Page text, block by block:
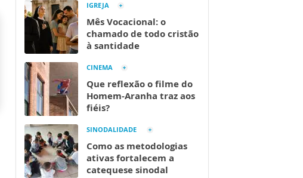
IGREJA
Mês Vocacional: o
chamado de todo cristão
à santidade
CINEMA
Que reflexão o filme do
Homem-Aranha traz aos
fiéis?
SINODALIDADE
Como as metodologias
ativas fortalecem a
catequese sinodal